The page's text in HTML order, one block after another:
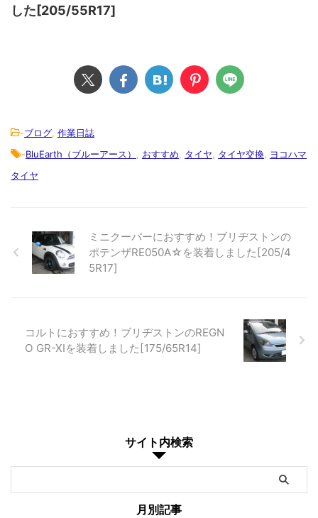
した[205/55R17]
-ブログ, 作業日誌
-BluEarth（ブルーアース） , おすすめ, タイヤ, タイヤ交換, ヨコハマ
タイヤ
ミニクーパーにおすすめ！ブリヂストンの
ポテンザRE050A☆を装着しました[205/4
5R17]
コルトにおすすめ！ブリヂストンのREGN
O GR-XIを装着しました[175/65R14]
サイト内検索
月別記事